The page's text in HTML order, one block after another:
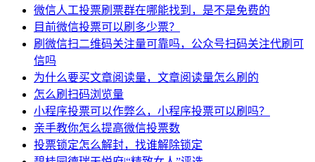
微信人工投票刷票群在哪能找到，是不是免费的
目前微信投票可以刷多少票？
刷微信扫二维码关注量可靠吗，公众号扫码关注代刷可
信吗
为什么要买文章阅读量，文章阅读量怎么刷的
怎么刷扫码浏览量
小程序投票可以作弊么，小程序投票可以刷吗？
亲手教你怎么提高微信投票数
投票锁定怎么解封，找谁解除锁定